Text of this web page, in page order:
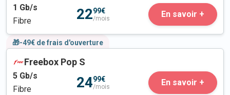
1 Gb/s
Fibre
2299€
/mois En savoir +
🎁-49€ de frais d'ouverture
Freebox Pop S
5 Gb/s
Fibre
2499€
/mois En savoir +